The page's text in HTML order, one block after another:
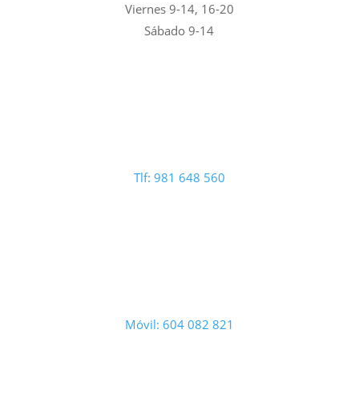
Viernes 9-14, 16-20
Sábado 9-14
Tlf: 981 648 560
Móvil: 604 082 821